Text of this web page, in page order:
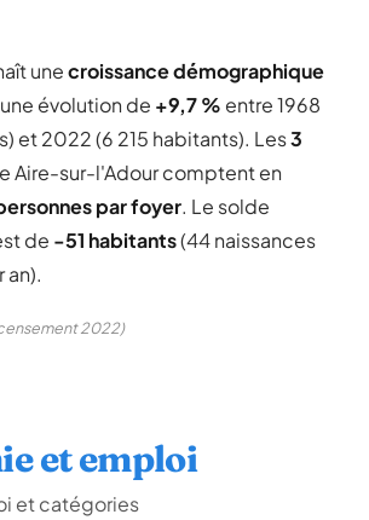
unecroissance démographique
évolution de +9,7 % entre 1968
et 2022 (6 215 habitants). Les3
Aire-sur-l'Adour comptent en
par foyer. Le solde
de -51 habitants(44 naissances
an).
2022)
et emploi
et catégories